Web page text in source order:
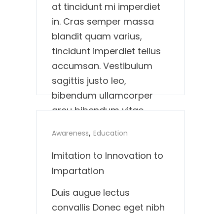
at tincidunt mi imperdiet
in. Cras semper massa
blandit quam varius,
tincidunt imperdiet tellus
accumsan. Vestibulum
sagittis justo leo,
bibendum ullamcorper
arcu bibendum vitae.
imperdiet…
By superadmin
Leave a comment
Luglio 20, 2017
Awareness, Education
Imitation to Innovation to
Impartation
Duis augue lectus
convallis Donec eget nibh